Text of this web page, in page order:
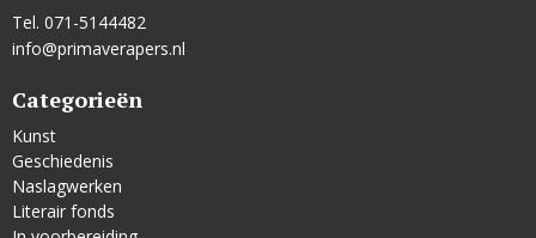
Tel. 071-5144482
info@primaverapers.nl
Categorieën
Kunst
Geschiedenis
Naslagwerken
Literair fonds